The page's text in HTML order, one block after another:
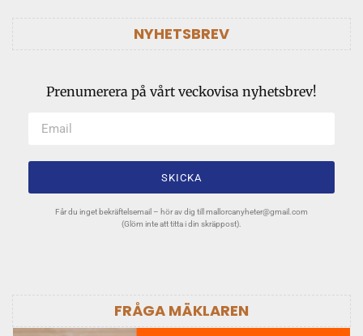
NYHETSBREV
Prenumerera på vårt veckovisa nyhetsbrev!
SKICKA
Får du inget bekräftelsemail – hör av dig till mallorcanyheter@gmail.com
(Glöm inte att titta i din skräppost).
FRÅGA MÄKLAREN